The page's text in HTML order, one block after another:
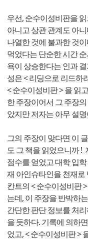
우선, 순수이성비판을
아니고 상관 관계도 아
나열한 것에 불과한 것
먹었다는 단순한 시간
욕이 상승한다는 인과
성은 < 리딩으로 리드하
< 순수이성비판 > 을 읽
한 주장이어서 그 주장
았지만 저자는 아무 설
그의 주장이 맞다면 이
도 그 책을 읽었으니까 !
점수를 얻었고 대학 입
재 아인슈타인을 천재로
칸트의 < 순수이성비판
는데, 이 주장을 반박하
간단한 판단 정보를 처
을 듯하다. 기록에 의하
었고, < 순수이성비판 >